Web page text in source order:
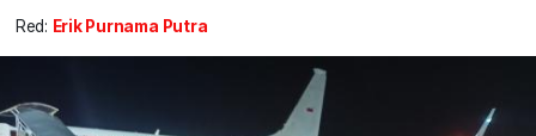
Red: Erik Purnama Putra